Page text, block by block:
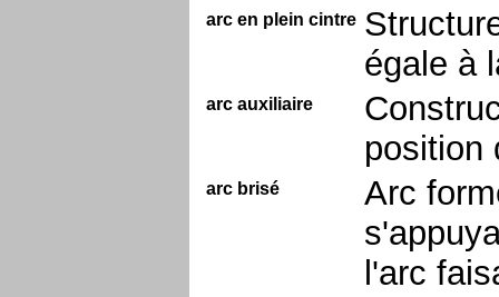
arc en plein cintre
égale à
arc auxiliaire
position
arc brisé
Arc
l'arc